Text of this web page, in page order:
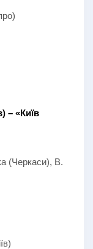
– «Київ
(Черкаси), В.